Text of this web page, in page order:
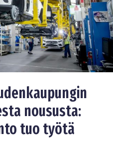
noususta:
tuo työtä